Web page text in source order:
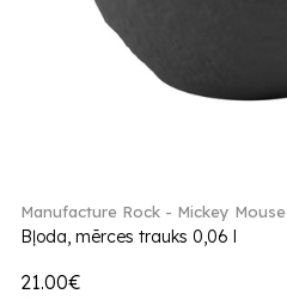
Manufacture Rock - Mickey Mouse
Bļoda, mērces trauks 0,06 l
21.00€